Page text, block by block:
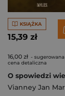
KSIĄŻKA
15,39 zł
16,00 zł - sugerowana
cena detaliczna
Vianney Jan